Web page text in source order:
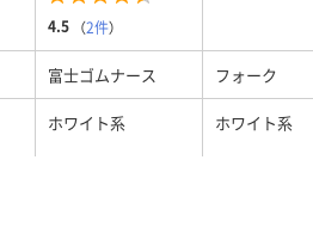
4.5 （2件）
富士ゴムナース フォーク
ホワイト系 ホワイト系